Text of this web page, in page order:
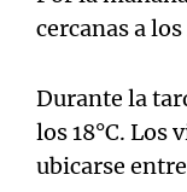
cercanas a
Durante la
los 18°C. Los
ubicarse